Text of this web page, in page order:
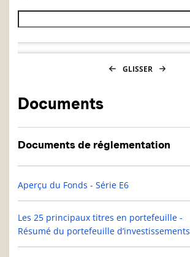
Date de fin de l’historique des VL
GLISSER
Documents
Documents de réglementation
Aperçu du Fonds - Série E6
Les 25 principaux titres en portefeuille -
Résumé du portefeuille d’investissements